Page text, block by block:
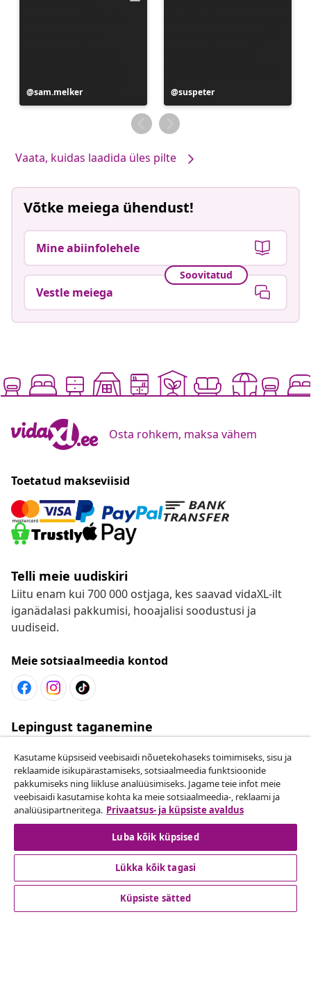
Postitus
avaldatud
sam.melker
Postitus
avaldatud
suspeter
Vaata, kuidas laadida üles pilte
Võtke meiega ühendust!
Mine abiinfolehele
Soovitatud
Vestle meiega
Osta rohkem, maksa vähem
Toetatud makseviisid
Telli meie uudiskiri
Liitu enam kui 700 000 ostjaga, kes saavad vidaXL-ilt
iganädalasi pakkumisi, hooajalisi soodustusi ja
uudiseid.
Meie sotsiaalmeedia kontod
Lepingust taganemine
Lepingust taganemine
Klienditeenindus
Ettevõte
Kasutame küpsiseid veebisaidi nõuetekohaseks toimimiseks, sisu ja
reklaamide isikupärastamiseks, sotsiaalmeedia funktsioonide
pakkumiseks ning liikluse analüüsimiseks. Jagame teie infot meie
veebisaidi kasutamise kohta ka meie sotsiaalmeedia-, reklaami ja
analüüsipartneritega. Privaatsus- ja küpsiste avaldus
Luba kõik küpsised
Lükka kõik tagasi
Küpsiste sätted